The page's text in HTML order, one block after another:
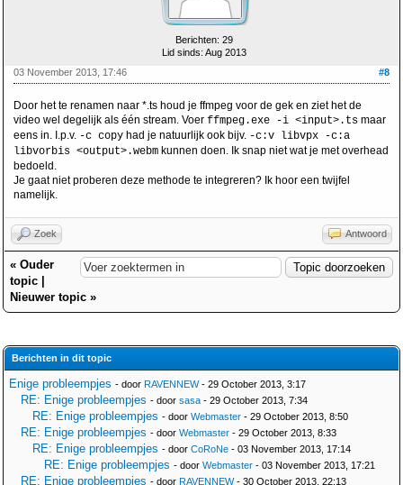
Berichten: 29
Lid sinds: Aug 2013
#8
03 November 2013, 17:46
Door het te renamen naar *.ts houd je ffmpeg voor de gek en ziet het de
video wel degelijk als één stream. Voer ffmpeg.exe -i <input>.ts maar
eens in. I.p.v. -c copy had je natuurlijk ook bijv. -c:v libvpx -c:a
libvorbis <output>.webm kunnen doen. Ik snap niet wat je met overhead
bedoeld.
Je gaat niet proberen deze methode te integreren? Ik hoor een twijfel
namelijk.
Zoek Antwoord
« Ouder
topic
Nieuwer topic »
Berichten in dit topic
Enige probleempjes - door RAVENNEW- 29 October 2013, 3:17
RE: Enige probleempjes - door sasa - 29 October 2013, 7:34
RE: Enige probleempjes - door Webmaster - 29 October 2013, 8:50
RE: Enige probleempjes - door Webmaster - 29 October 2013, 8:33
RE: Enige probleempjes - door CoRoNe - 03 November 2013, 17:14
RE: Enige probleempjes - door Webmaster - 03 November 2013, 17:21
RE: Enige probleempjes - door RAVENNEW- 30 October 2013, 22:13